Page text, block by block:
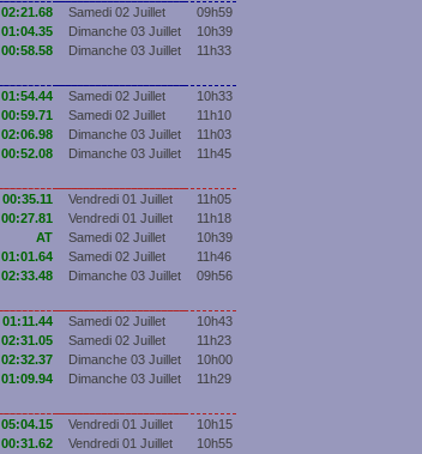
02:21.68 Samedi 02 Juillet
09h59
01:04.35 Dimanche 03 Juillet
10h39
00:58.58 Dimanche 03 Juillet
11h33
01:54.44 Samedi 02 Juillet
10h33
00:59.71 Samedi 02 Juillet
11h10
02:06.98 Dimanche 03 Juillet
11h03
00:52.08 Dimanche 03 Juillet
11h45
00:35.11 Vendredi 01 Juillet
11h05
00:27.81 Vendredi 01 Juillet
11h18
AT Samedi 02 Juillet
10h39
01:01.64 Samedi 02 Juillet
11h46
02:33.48 Dimanche 03 Juillet
09h56
01:11.44 Samedi 02 Juillet
10h43
02:31.05 Samedi 02 Juillet
11h23
02:32.37 Dimanche 03 Juillet
10h00
01:09.94 Dimanche 03 Juillet
11h29
05:04.15 Vendredi 01 Juillet
10h15
00:31.62 Vendredi 01 Juillet
10h55